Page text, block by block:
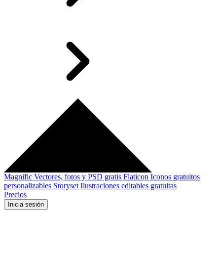
Magnific Vectores, fotos y PSD gratis Flaticon Iconos gratuitos
personalizables Storyset Ilustraciones editables gratuitas
Precios
Inicia sesión